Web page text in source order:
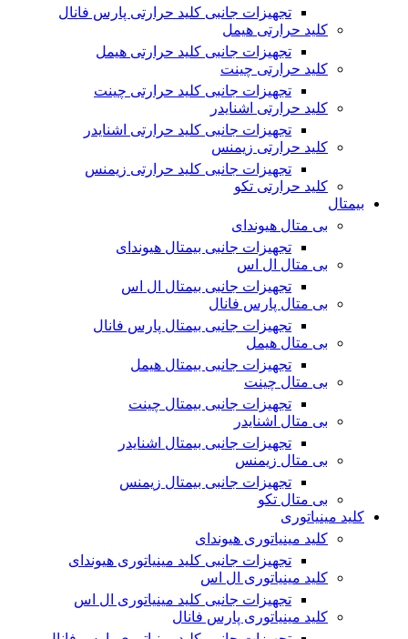
تجهیزات جانبی کلید حرارتی پارس فانال
کلید حرارتی هیمل
تجهیزات جانبی کلید حرارتی هیمل
کلید حرارتی چینت
تجهیزات جانبی کلید حرارتی چینت
کلید حرارتی اشنایدر
تجهیزات جانبی کلید حرارتی اشنایدر
کلید حرارتی زیمنس
تجهیزات جانبی کلید حرارتی زیمنس
کلید حرارتی تکو
بیمتال
بی متال هیوندای
تجهیزات جانبی بیمتال هیوندای
بی متال ال اس
تجهیزات جانبی بیمتال ال اس
بی متال پارس فانال
تجهیزات جانبی بیمتال پارس فانال
بی متال هیمل
تجهیزات جانبی بیمتال هیمل
بی متال چینت
تجهیزات جانبی بیمتال چینت
بی متال اشنایدر
تجهیزات جانبی بیمتال اشنایدر
بی متال زیمنس
تجهیزات جانبی بیمتال زیمنس
بی متال تکو
کلید مینیاتوری
کلید مینیاتوری هیوندای
تجهیزات جانبی کلید مینیاتوری هیوندای
کلید مینیاتوری ال اس
تجهیزات جانبی کلید مینیاتوری ال اس
کلید مینیاتوری پارس فانال